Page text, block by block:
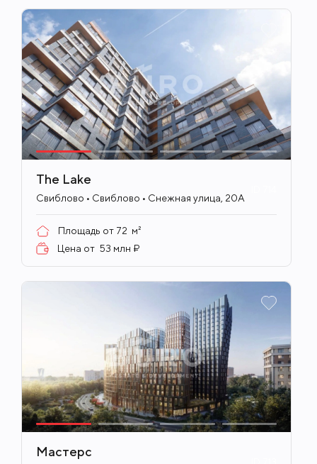
The Lake
Свиблово • Свиблово • Снежная улица, 20А
Площадь от 72 м²
Цена от 53 млн ₽
Мастерс